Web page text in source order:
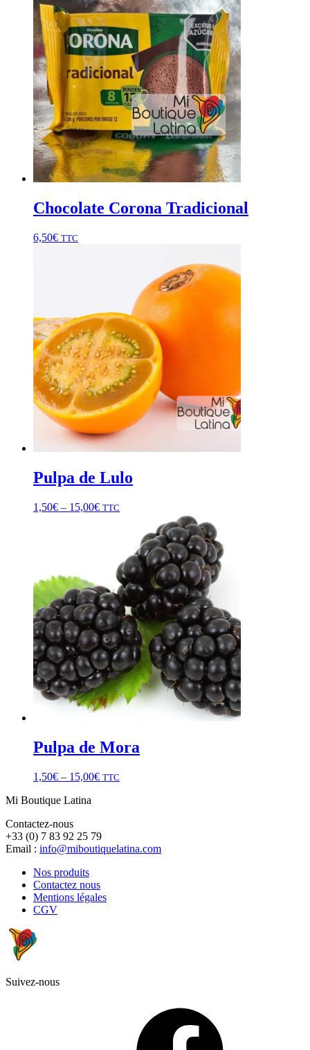
Chocolate Corona Tradicional
6,50€ TTC
Pulpa de Lulo
1,50€ – 15,00€ TTC
Pulpa de Mora
1,50€ – 15,00€ TTC
Mi Boutique Latina
Contactez-nous
+33 (0) 7 83 92 25 79
Email : info@miboutiquelatina.com
Nos produits
Contactez nous
Mentions légales
CGV
Suivez-nous